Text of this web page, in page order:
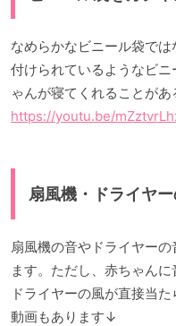
なめらかなビニール袋で
付けられているようなビ
ゃんが寝てくれることがあ
https://youtu.be/
扇風機・ドライヤ
扇風機の音やドライヤー
ます。ただし、赤ちゃん
ドライヤーの風が直接当
動画もあります↓